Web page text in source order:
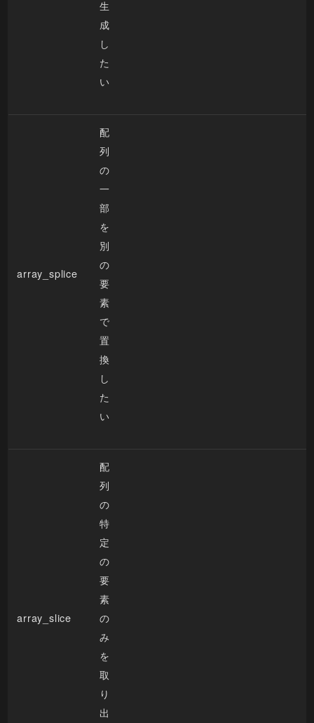
生
成
し
た
い
array_splice
配
列
の
一
部
を
別
の
要
素
で
置
換
し
た
い
array_slice
配
列
の
特
定
の
要
素
の
み
を
取
り
出